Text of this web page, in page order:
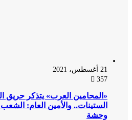
«المحامين العرب» يتذكر حريق
الستينات.. والأمين العام: الشعب
وحشة